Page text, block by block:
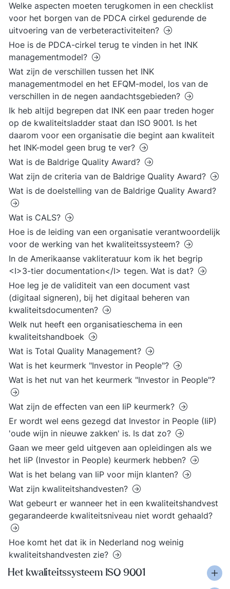
Welke aspecten moeten terugkomen in een checklist
voor het borgen van de PDCA cirkel gedurende de
uitvoering van de verbeteractiviteiten?
Hoe is de PDCA-cirkel terug te vinden in het INK
managementmodel?
Wat zijn de verschillen tussen het INK
managementmodel en het EFQM-model, los van de
verschillen in de negen aandachtsgebieden?
Ik heb altijd begrepen dat INK een paar treden hoger
op de kwaliteitsladder staat dan ISO 9001. Is het
daarom voor een organisatie die begint aan kwaliteit
het INK-model geen brug te ver?
Wat is de Baldrige Quality Award?
Wat zijn de criteria van de Baldrige Quality Award?
Wat is de doelstelling van de Baldrige Quality Award?
Wat is CALS?
Hoe is de leiding van een organisatie verantwoordelijk
voor de werking van het kwaliteitssysteem?
In de Amerikaanse vakliteratuur kom ik het begrip
<I>3-tier documentation</I> tegen. Wat is dat?
Hoe leg je de validiteit van een document vast
(digitaal signeren), bij het digitaal beheren van
kwaliteitsdocumenten?
Welk nut heeft een organisatieschema in een
kwaliteitshandboek
Wat is Total Quality Management?
Wat is het keurmerk "Investor in People"?
Wat is het nut van het keurmerk "Investor in People"?
Wat zijn de effecten van een IiP keurmerk?
Er wordt wel eens gezegd dat Investor in People (IiP)
'oude wijn in nieuwe zakken' is. Is dat zo?
Gaan we meer geld uitgeven aan opleidingen als we
het IiP (Investor in People) keurmerk hebben?
Wat is het belang van IiP voor mijn klanten?
Wat zijn kwaliteitshandvesten?
Wat gebeurt er wanneer het in een kwaliteitshandvest
gegarandeerde kwaliteitsniveau niet wordt gehaald?
Hoe komt het dat ik in Nederland nog weinig
kwaliteitshandvesten zie?
Het kwaliteitssysteem ISO 9001